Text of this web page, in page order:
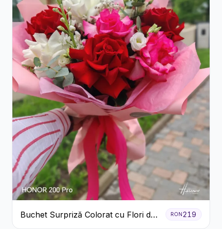
Buchet Surpriză Colorat cu Flori de
Sezon
RON 219